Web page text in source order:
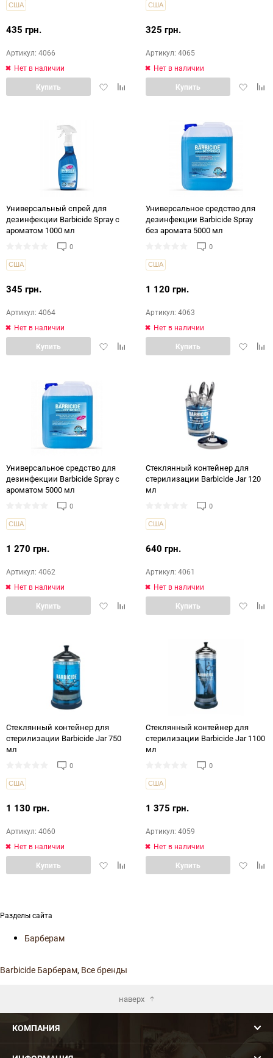
США
435 грн.
Артикул: 4066
Нет в наличии
ДобавитьДобавить
Купить
США
325 грн.
Артикул: 4065
Нет в наличии
Купить
Универсальный спрей для
дезинфекции Barbicide Spray с
ароматом 1000 мл
0
США
345 грн.
Артикул: 4064
Нет в наличии
ДобавитьДобавить
Купить
Универсальное средство для
дезинфекции Barbicide Spray
без аромата 5000 мл
0
США
1 120 грн.
Артикул: 4063
Нет в наличии
Купить
Универсальное средство для
дезинфекции Barbicide Spray с
ароматом 5000 мл
0
США
1 270 грн.
Артикул: 4062
Нет в наличии
ДобавитьДобавить
Купить
Cтеклянный контейнер для
стерилизации Barbicide Jar 120
мл
0
США
640 грн.
Артикул: 4061
Нет в наличии
Купить
Cтеклянный контейнер для
стерилизации Barbicide Jar 750
мл
0
США
1 130 грн.
Артикул: 4060
Нет в наличии
ДобавитьДобавить
Купить
Cтеклянный контейнер для
стерилизации Barbicide Jar 1100
мл
0
США
1 375 грн.
Артикул: 4059
Нет в наличии
Купить
Разделы сайта
Барберам
Barbicide Барберам, Все бренды
наверх
КОМПАНИЯ